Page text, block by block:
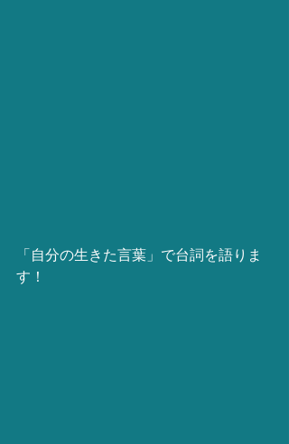
「自分の生きた言葉」で台詞を語りま
す！